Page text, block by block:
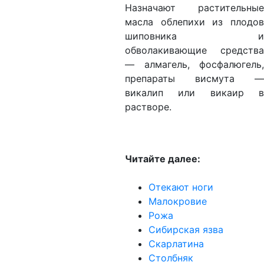
Назначают растительные
масла облепихи из плодов
шиповника и
обволакивающие средства
— алмагель, фосфалюгель,
препараты висмута —
викалип или викаир в
растворе.
Читайте далее:
Отекают ноги
Малокровие
Рожа
Сибирская язва
Скарлатина
Столбняк